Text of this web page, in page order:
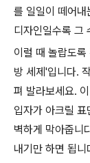
를 일일이 떼어
디자인일수록 그
이럴 때 놀랍도
방 세제'입니다.
펴 발라보세요.
입자가 아크릴
벽하게 막아줍니
내기만 하면 됩니